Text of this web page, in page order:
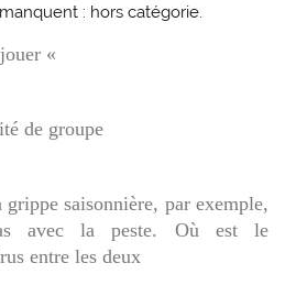
: hors catégorie.
«
de groupe
grippe saisonnière, par exemple,
avec la peste. Où est le
entre les deux